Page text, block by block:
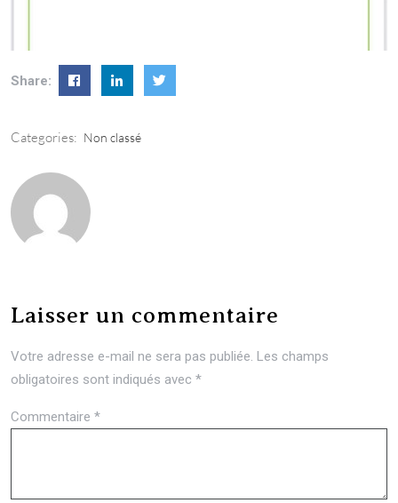
Share:
Categories: Non classé
Laisser un commentaire
Votre adresse e-mail ne sera pas publiée. Les champs
obligatoires sont indiqués avec *
Commentaire *